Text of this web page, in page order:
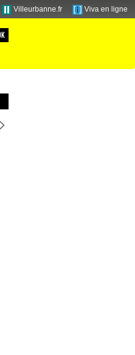
Villeurbanne.fr Viva en ligne